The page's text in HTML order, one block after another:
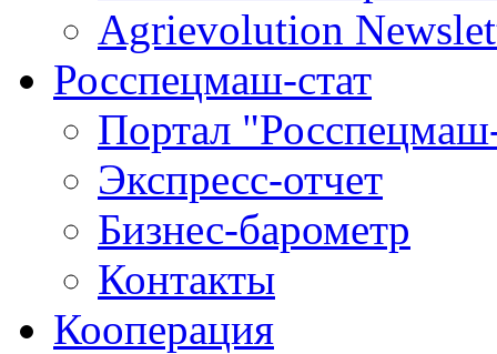
Agrievolution
Росспецмаш-стат
Портал
Экспресс-отчет
Бизнес-барометр
Контакты
Кооперация